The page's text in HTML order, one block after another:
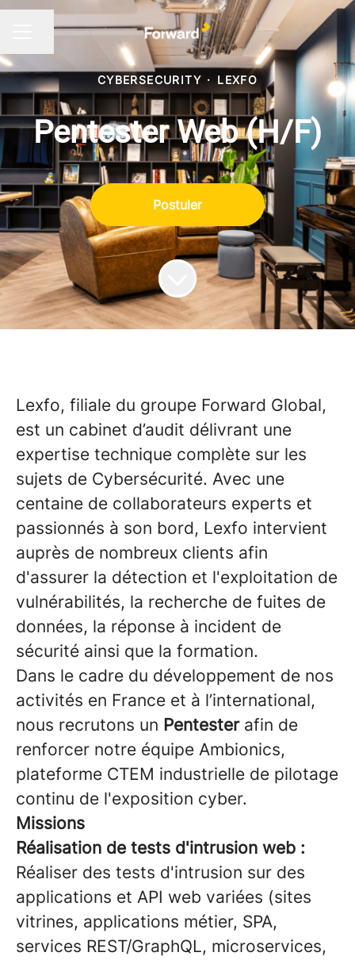
MENU CARRIÈRE
Partager la page
CYBERSECURITY · LEXFO
Pentester Web (H/F)
Postuler
Lexfo, filiale du groupe Forward Global,
est un cabinet d’audit délivrant une
expertise technique complète sur les
sujets de Cybersécurité. Avec une
centaine de collaborateurs experts et
passionnés à son bord, Lexfo intervient
auprès de nombreux clients afin
d'assurer la détection et l'exploitation de
vulnérabilités, la recherche de fuites de
données, la réponse à incident de
sécurité ainsi que la formation.
Dans le cadre du développement de nos
activités en France et à l’international,
nous recrutons un Pentesterafin de
renforcer notre équipe Ambionics,
plateforme CTEM industrielle de pilotage
continu de l'exposition cyber.
Missions
Réalisation de tests d'intrusion web :
Réaliser des tests d'intrusion sur des
applications et API web variées (sites
vitrines, applications métier, SPA,
services REST/GraphQL, microservices,